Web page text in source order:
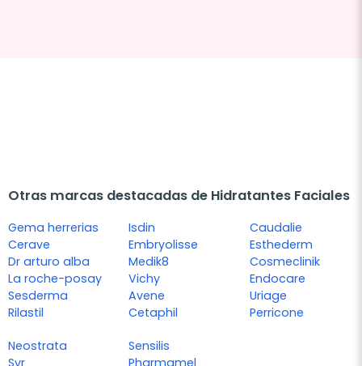
Otras marcas destacadas de Hidratantes Faciales
Gema herrerias
Cerave
Dr arturo alba
La roche-posay
Sesderma
Rilastil
Isdin
Embryolisse
Medik8
Vichy
Avene
Cetaphil
Caudalie
Esthederm
Cosmeclinik
Endocare
Uriage
Perricone
Neostrata
Svr
Sensilis
Pharmamel